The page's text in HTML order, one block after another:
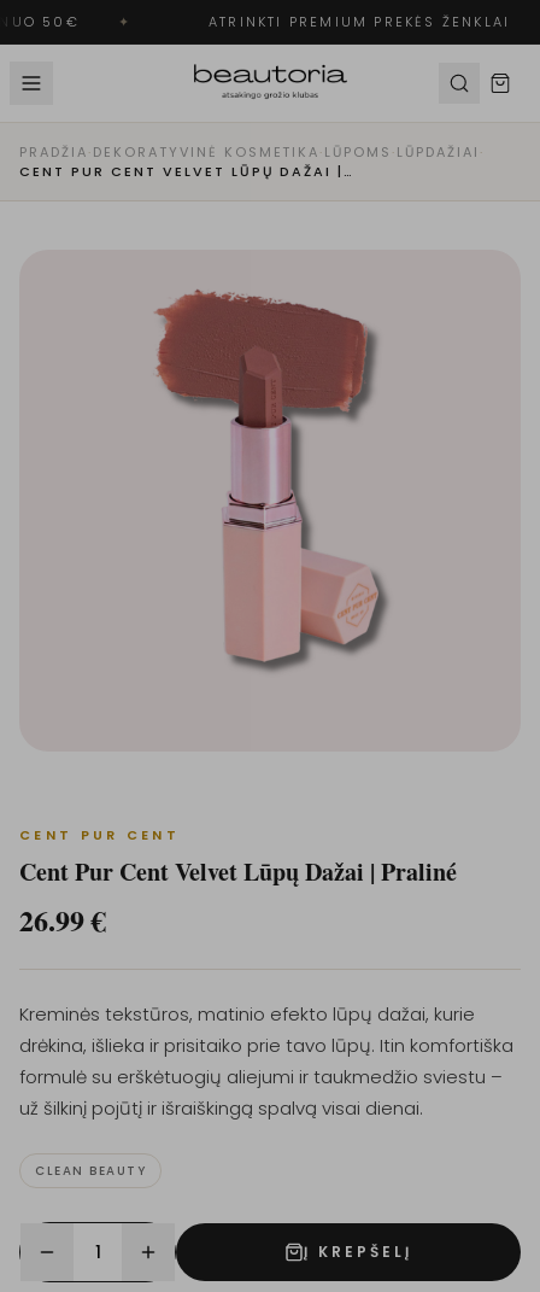
50€ ✦ ATRINKTI PREMIUM PREKĖS ŽENKLAI
PRADŽIA·DEKORATYVINĖ KOSMETIKA·LŪPOMS ·LŪPDAŽIAI ·
CENT PUR CENT VELVET LŪPŲ DAŽAI | PRALINÉ
CENT PUR CENT
Cent Pur Cent Velvet Lūpų Dažai | Praliné
26.99€
Kreminės tekstūros, matinio efekto lūpų dažai, kurie
drėkina, išlieka ir prisitaiko prie tavo lūpų. Itin komfortiška
formulė su erškėtuogių aliejumi ir taukmedžio sviestu –
už šilkinį pojūtį ir išraiškingą spalvą visai dienai.
CLEAN BEAUTY
1 Į KREPŠELĮ